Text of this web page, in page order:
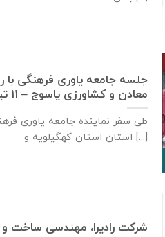
جلسه جامعه یاوری فرهنگی با
معادن و كشاورزی ياسوج – ۱۱ تیرماه ۱۳۹۹
استان استان کهگیلویه و [...]
شرکت رادیرا، مهندسی ساخت